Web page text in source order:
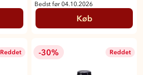
Bedst før 04.10.2026
Køb
Reddet -30% Reddet